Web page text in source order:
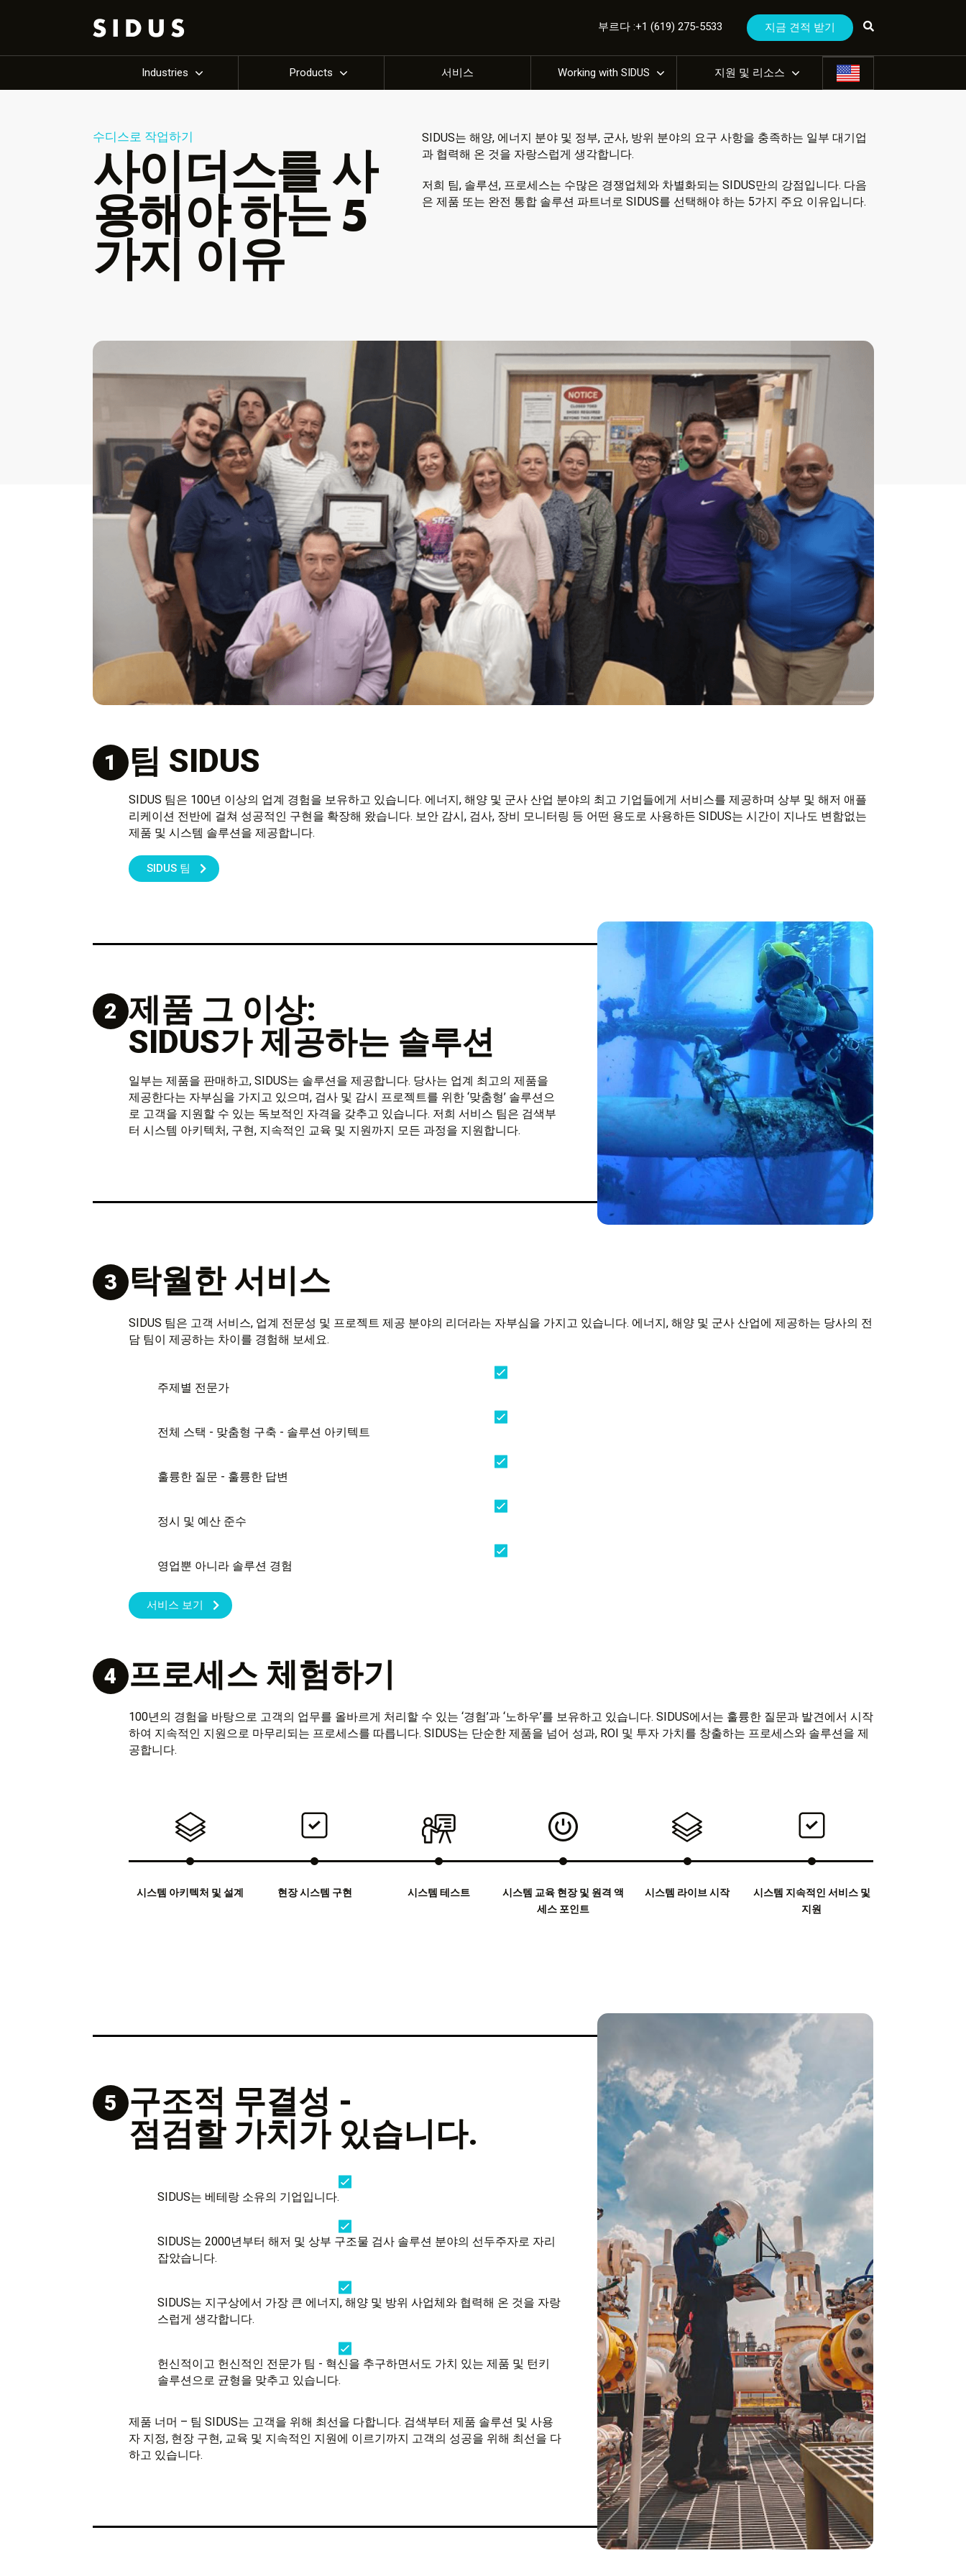
부르다 :+1 (619) 275-5533 지금 견적 받기
Industries Products 서비스 Working with SIDUS 지원 및 리소스
수디스로 작업하기
사이더스를 사
용해야 하는 5
가지 이유
SIDUS는 해양, 에너지 분야 및 정부, 군사, 방위 분야의 요구 사항을 충족하는 일부 대기업
과 협력해 온 것을 자랑스럽게 생각합니다.
저희 팀, 솔루션, 프로세스는 수많은 경쟁업체와 차별화되는 SIDUS만의 강점입니다. 다음
은 제품 또는 완전 통합 솔루션 파트너로 SIDUS를 선택해야 하는 5가지 주요 이유입니다.
1 팀 SIDUS
SIDUS 팀은 100년 이상의 업계 경험을 보유하고 있습니다. 에너지, 해양 및 군사 산업 분야의 최고 기업들에게 서비스를 제공하며 상부 및 해저 애플
리케이션 전반에 걸쳐 성공적인 구현을 확장해 왔습니다. 보안 감시, 검사, 장비 모니터링 등 어떤 용도로 사용하든 SIDUS는 시간이 지나도 변함없는
제품 및 시스템 솔루션을 제공합니다.
SIDUS 팀
2 제품 그 이상:
SIDUS가 제공하는 솔루션
일부는 제품을 판매하고, SIDUS는 솔루션을 제공합니다. 당사는 업계 최고의 제품을
제공한다는 자부심을 가지고 있으며, 검사 및 감시 프로젝트를 위한 ‘맞춤형’ 솔루션으
로 고객을 지원할 수 있는 독보적인 자격을 갖추고 있습니다. 저희 서비스 팀은 검색부
터 시스템 아키텍처, 구현, 지속적인 교육 및 지원까지 모든 과정을 지원합니다.
3 탁월한 서비스
SIDUS 팀은 고객 서비스, 업계 전문성 및 프로젝트 제공 분야의 리더라는 자부심을 가지고 있습니다. 에너지, 해양 및 군사 산업에 제공하는 당사의 전
담 팀이 제공하는 차이를 경험해 보세요.
주제별 전문가
전체 스택 - 맞춤형 구축 - 솔루션 아키텍트
훌륭한 질문 - 훌륭한 답변
정시 및 예산 준수
영업뿐 아니라 솔루션 경험
서비스 보기
4 프로세스 체험하기
100년의 경험을 바탕으로 고객의 업무를 올바르게 처리할 수 있는 ‘경험’과 ‘노하우’를 보유하고 있습니다. SIDUS에서는 훌륭한 질문과 발견에서 시작
하여 지속적인 지원으로 마무리되는 프로세스를 따릅니다. SIDUS는 단순한 제품을 넘어 성과, ROI 및 투자 가치를 창출하는 프로세스와 솔루션을 제
공합니다.
시스템 아키텍처 및 설계 현장 시스템 구현 시스템 테스트
시스템 교육 현장 및 원격 액
세스 포인트
시스템 라이브 시작
시스템 지속적인 서비스 및
지원
5 구조적 무결성 -
점검할 가치가 있습니다.
SIDUS는 베테랑 소유의 기업입니다.
SIDUS는 2000년부터 해저 및 상부 구조물 검사 솔루션 분야의 선두주자로 자리
잡았습니다.
SIDUS는 지구상에서 가장 큰 에너지, 해양 및 방위 사업체와 협력해 온 것을 자랑
스럽게 생각합니다.
헌신적이고 헌신적인 전문가 팀 - 혁신을 추구하면서도 가치 있는 제품 및 턴키
솔루션으로 균형을 맞추고 있습니다.
제품 너머 – 팀 SIDUS는 고객을 위해 최선을 다합니다. 검색부터 제품 솔루션 및 사용
자 지정, 현장 구현, 교육 및 지속적인 지원에 이르기까지 고객의 성공을 위해 최선을 다
하고 있습니다.